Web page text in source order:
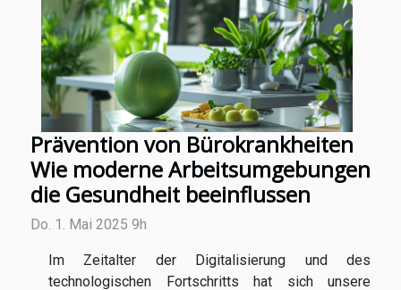
Prävention von Bürokrankheiten
Wie moderne Arbeitsumgebungen
die Gesundheit beeinflussen
Do. 1. Mai 2025 9h
Im Zeitalter der Digitalisierung und des
technologischen Fortschritts hat sich unsere